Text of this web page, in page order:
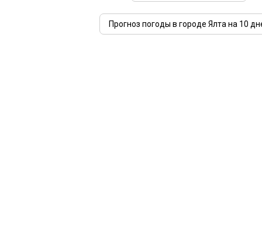
Прогноз погоды в городе Ялта на 10